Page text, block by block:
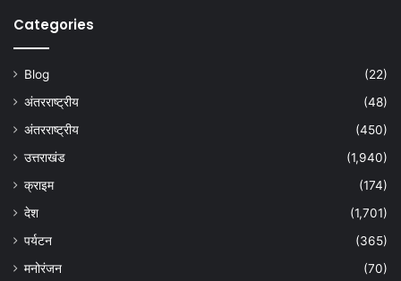
Categories
Blog
(22)
अंतरराष्ट्रीय
(48)
अंतरराष्ट्रीय
(450)
उत्तराखंड
(1,940)
क्राइम
(174)
देश
(1,701)
पर्यटन
(365)
मनोरंजन
(70)